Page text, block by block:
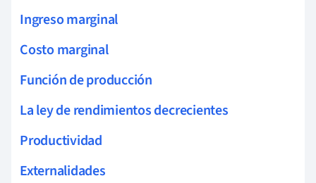
Ingreso marginal
Costo marginal
Función de producción
La ley de rendimientos decrecientes
Productividad
Externalidades